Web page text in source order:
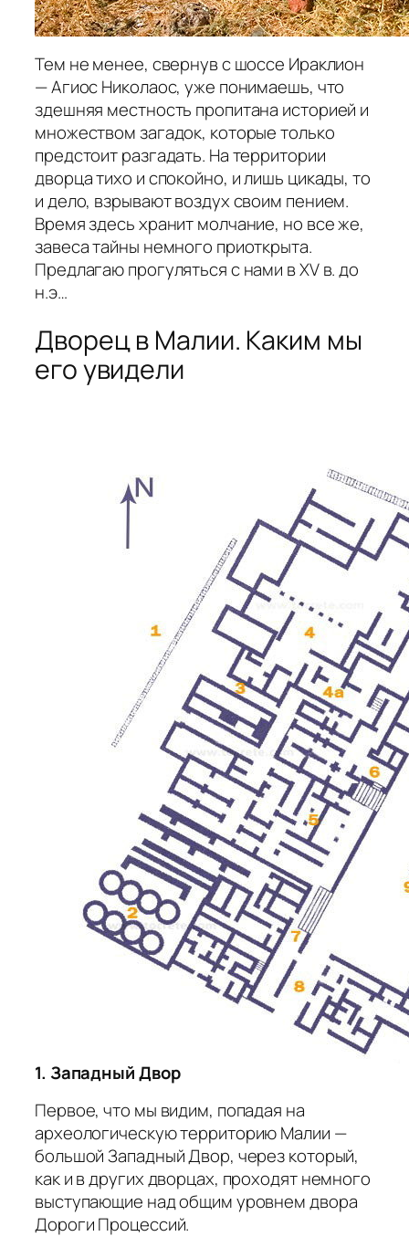
Тем не менее, свернув с шоссе Ираклион
— Агиос Николаос, уже понимаешь, что
здешняя местность пропитана историей и
множеством загадок, которые только
предстоит разгадать. На территории
дворца тихо и спокойно, и лишь цикады, то
и дело, взрывают воздух своим пением.
Время здесь хранит молчание, но все же,
завеса тайны немного приоткрыта.
Предлагаю прогуляться с нами в XV в. до
н.э…
Дворец в Малии. Каким мы
его увидели
1. Западный Двор
Первое, что мы видим, попадая на
археологическую территорию Малии —
большой Западный Двор, через который,
как и в других дворцах, проходят немного
выступающие над общим уровнем двора
Дороги Процессий.